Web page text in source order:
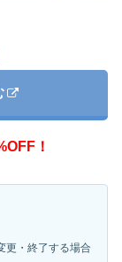
！
・ 終了する場合